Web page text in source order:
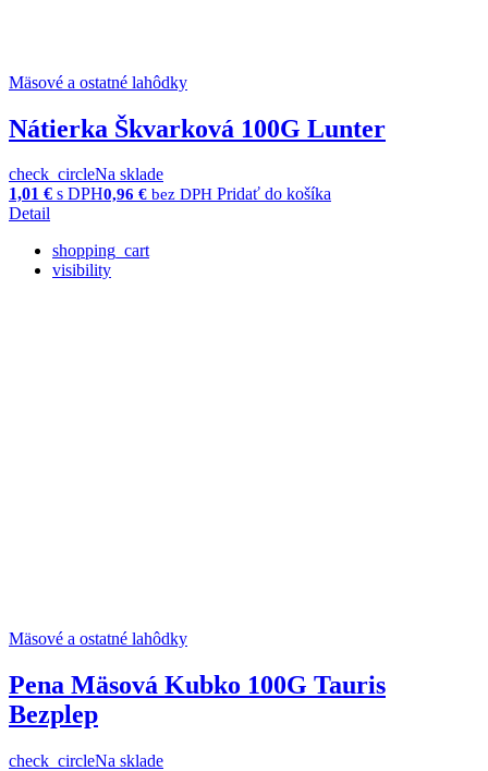
Mäsové a ostatné lahôdky
Nátierka Škvarková 100G Lunter
check_circleNa sklade
1,01 € s DPH0,96 € bez DPH Pridať do košíka
Detail
shopping_cart
visibility
Mäsové a ostatné lahôdky
Pena Mäsová Kubko 100G Tauris
Bezplep
check_circleNa sklade